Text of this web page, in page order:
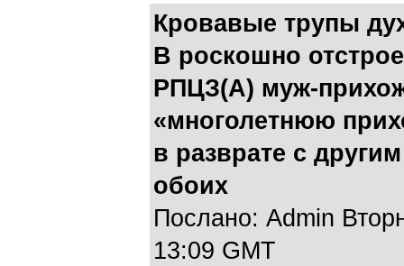
Кровавые трупы
В роскошно
РПЦЗ(А) муж-
«многолетнюю
в разврате с
обоих
Послано: Admin
13:09 GMT